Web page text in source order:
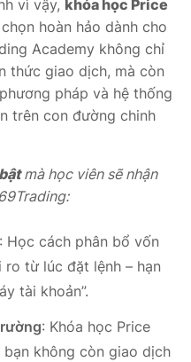
vì vậy, khóa học Price
hoàn hảo dành cho
Academy không chỉ
thức giao dịch, mà còn
pháp và hệ thống
trên con đường chinh
mà học viên sẽ nhận
: Học cách phân bổ vốn
từ lúc đặt lệnh – hạn
tài khoản”.
: Khóa học Price
không còn giao dịch